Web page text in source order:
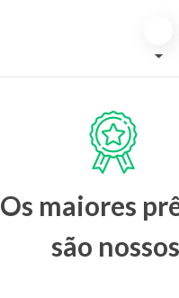
Os maiores
são